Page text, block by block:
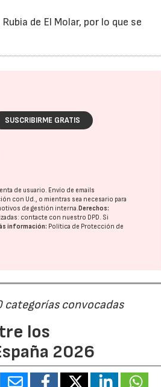
de El Molar, por lo que se
SUSCRIBIRME GRATIS
de usuario. Envío de emails
con Ud., o mientras sea necesario para
de gestión interna.Derechos:
contacte con nuestro DPD. Si
información: Política de Protección de
categorías convocadas
los
202629/07/2026